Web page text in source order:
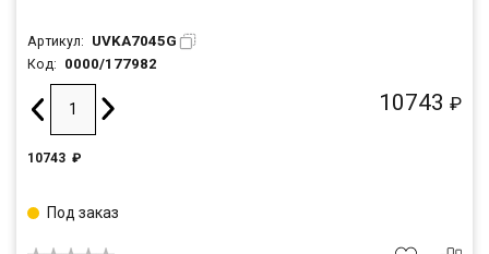
Артикул: UVKA7045G
Код: 0000/177982
10743 ₽
10743 ₽
Под заказ